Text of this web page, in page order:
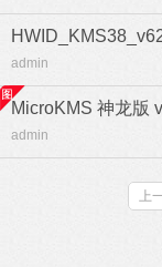
admin
MicroKMS 神龙版
admin
上